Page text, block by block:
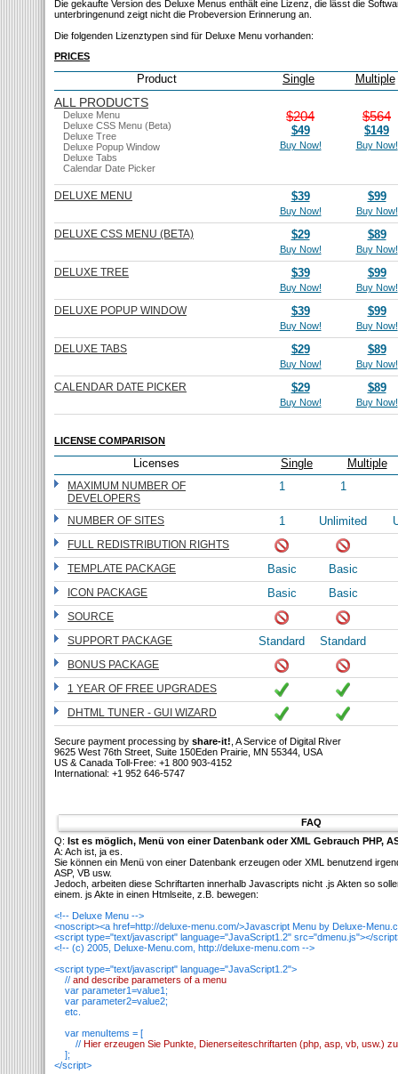
Die gekaufte Version des Deluxe Menus enthält eine Lizenz, die lässt die
unterbringenund zeigt nicht die Probeversion Erinnerung an.
Die folgenden Lizenztypen sind für Deluxe Menu vorhanden:
PRICES
Product Single Multiple
ALL PRODUCTS
Deluxe Menu
Deluxe CSS Menu (Beta)
Deluxe Tree
Deluxe Popup Window
Deluxe Tabs
Calendar Date Picker
$204
$49
Buy Now!
$564
$149
Buy Now!
DELUXE MENU $39
Buy Now!
$99
Buy Now!
DELUXE CSS MENU (BETA) $29
Buy Now!
$89
Buy Now!
DELUXE TREE $39
Buy Now!
$99
Buy Now!
DELUXE POPUP WINDOW $39
Buy Now!
$99
Buy Now!
DELUXE TABS $29
Buy Now!
$89
Buy Now!
CALENDAR DATE PICKER $29
Buy Now!
$89
Buy Now!
LICENSE COMPARISON
Licenses Single Multiple
MAXIMUM NUMBER OF
DEVELOPERS
1 1
NUMBER OF SITES 1 Unlimited
FULL REDISTRIBUTION RIGHTS
TEMPLATE PACKAGE
Basic Basic
ICON PACKAGE Basic Basic
SOURCE
SUPPORT PACKAGE
Standard Standard
BONUS PACKAGE
1 YEAR OF FREE UPGRADES
DHTML TUNER - GUI WIZARD
Secure payment processing by share-it! , A Service of Digital River
9625 West 76th Street, Suite 150Eden Prairie, MN 55344, USA
US & Canada Toll-Free: +1 800 903-4152
International: +1 952 646-5747
FAQ
Q: Ist es möglich, Menü von einer Datenbank oder XML Gebrauch PHP,
A: Ach ist, ja es.
Sie können ein Menü von einer Datenbank erzeugen oder XML benutzend
ASP, VB usw.
Jedoch, arbeiten diese Schriftarten innerhalb Javascripts nicht .js Akten so
einem. js Akte in einen Htmlseite, z.B. bewegen:
<!-- Deluxe Menu -->
<noscript><a href=http://deluxe-menu.com/>Javascript Menu by Deluxe-
<script type="text/javascript" language="JavaScript1.2" src="dmenu.js"></
<!-- (c) 2005, Deluxe-Menu.com, http://deluxe-menu.com -->
<script type="text/javascript" language="JavaScript1.2">
// and describe parameters of a menu
var parameter1=value1;
var parameter2=value2;
etc.
var menuItems = [
// Hier erzeugen Sie Punkte, Dienerseiteschriftarten (php, asp, vb, usw.)
];
</script>